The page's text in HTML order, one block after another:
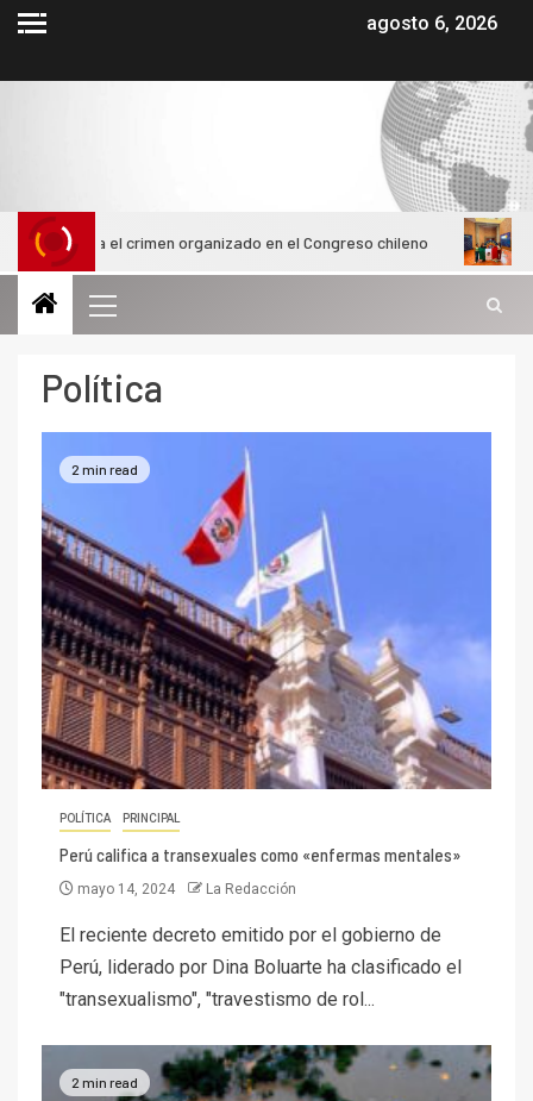
agosto 6, 2026
organizado en el Congreso chileno Alumnas de la
Política
2 min read
POLÍTICA PRINCIPAL
Perú califica a transexuales como «enfermas mentales»
mayo 14, 2024 La Redacción
El reciente decreto emitido por el gobierno de
Perú, liderado por Dina Boluarte ha clasificado el
"transexualismo", "travestismo de rol...
2 min read